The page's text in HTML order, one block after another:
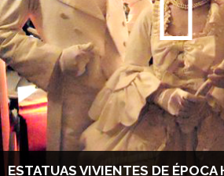
ESTATUAS VIVIENTES DE ÉPOCA